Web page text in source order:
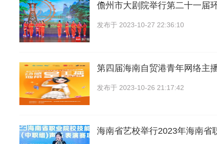
儋州市大剧院举行第二十一届
发布于 2023-10-27 22:36:10
第四届海南自贸港青年网络主
发布于 2023-10-26 21:17:42
海南省艺校举行2023年海南省